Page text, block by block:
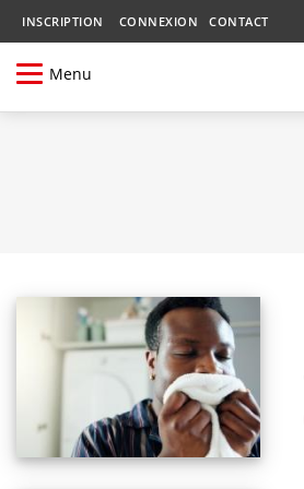
INSCRIPTION CONNEXION CONTACT
Menu